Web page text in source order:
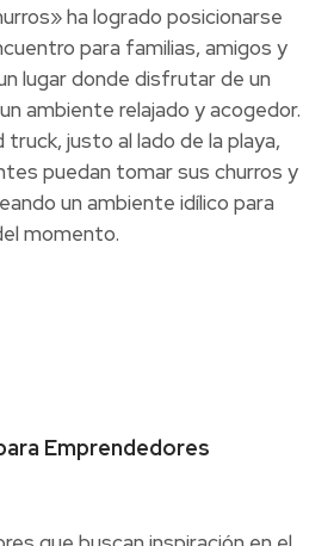
ha logrado posicionarse
para familias, amigos y
lugar donde disfrutar de un
ambiente relajado y acogedor.
justo al lado de la playa,
puedan tomar sus churros y
un ambiente idílico para
momento.
Emprendedores